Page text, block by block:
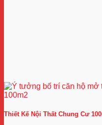
Thiết Kế Nội Thất Chung Cư